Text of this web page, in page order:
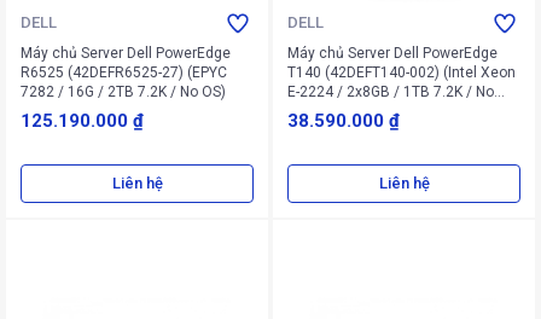
DELL
Máy chủ Server Dell PowerEdge
R6525 (42DEFR6525-27) (EPYC
7282 / 16G / 2TB 7.2K / No OS)
125.190.000 ₫
Liên hệ
DELL
Máy chủ Server Dell PowerEdge
T140 (42DEFT140-002) (Intel Xeon
E-2224 / 2x8GB / 1TB 7.2K / No
OS)
38.590.000 ₫
Liên hệ